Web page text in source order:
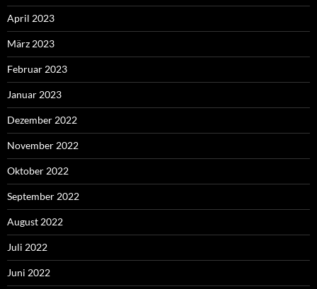
April 2023
März 2023
Februar 2023
Januar 2023
Dezember 2022
November 2022
Oktober 2022
September 2022
August 2022
Juli 2022
Juni 2022